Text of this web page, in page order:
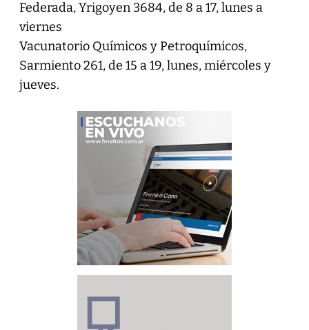
Federada, Yrigoyen 3684, de 8 a 17, lunes a
viernes
Vacunatorio Químicos y Petroquímicos,
Sarmiento 261, de 15 a 19, lunes, miércoles y
jueves.